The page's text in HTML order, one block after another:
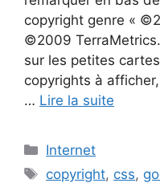
copyright genre «
©2009
sur les petites
copyrights à
… Lire la suite
Catégories
Internet
Étiquettes
copyright, css,